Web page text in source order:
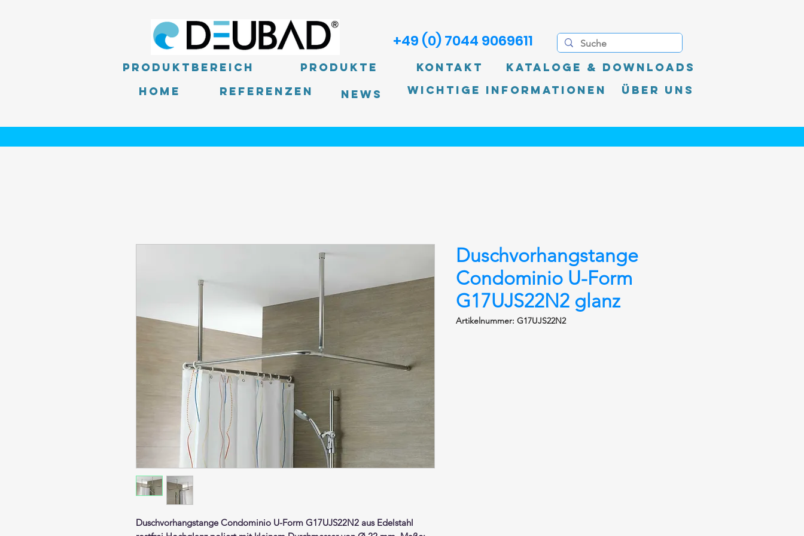
Produktbereich
Produkte
Home
Referenzen News
+49 (0) 7044 9069611
Kontakt
Kataloge & Downloads
Wichtige Informationen
Über uns
DuschvorhangstangeCondominio U-Form G17UJS22N2 aus Edelstahl
Duschvorhangstange
Condominio U-Form
G17UJS22N2 glanz
Artikelnummer: G17UJS22N2